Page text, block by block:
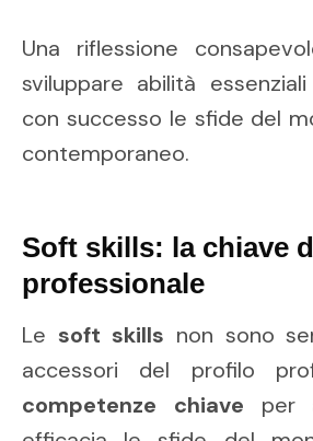
Una riflessione
sviluppare abilità
con successo le sfide del
contemporaneo.
Soft skills: la chiave
professionale
Le soft skills non sono
accessori del profilo
competenze chiave per